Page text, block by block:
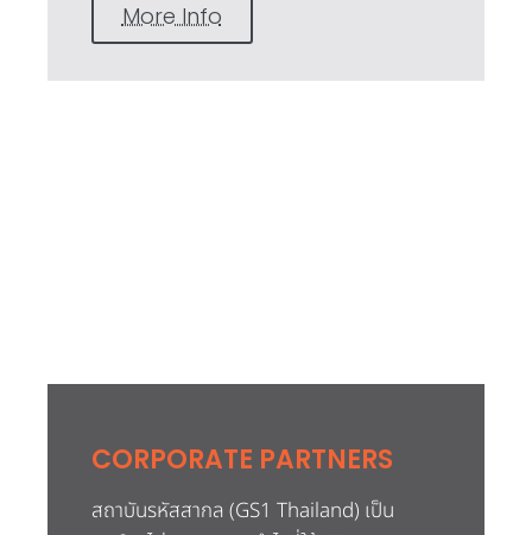
More Info
CORPORATE PARTNERS
สถาบันรหัสสากล (GS1 Thailand) เป็น